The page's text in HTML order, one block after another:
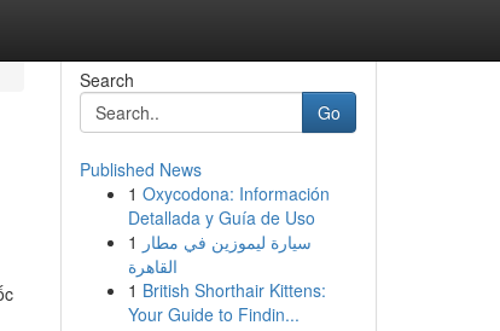
Search
Go
Published News
1 Oxycodona: Información
Detallada y Guía de Uso
1 سيارة ليموزين في مطار
القاهرة
1 British Shorthair Kittens:
Your Guide to Findin...